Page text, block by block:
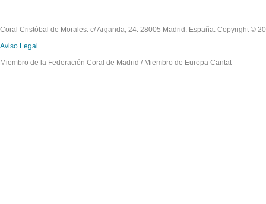
Coral Cristóbal de Morales. c/ Arganda, 24. 28005 Madrid. España. Copyright ©
Aviso Legal
Miembro de la Federación Coral de Madrid / Miembro de Europa Cantat